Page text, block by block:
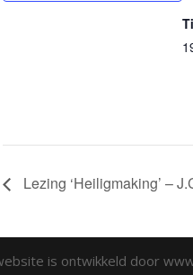
Lezing ‘Heiligmaking’ –
is ontwikkeld door